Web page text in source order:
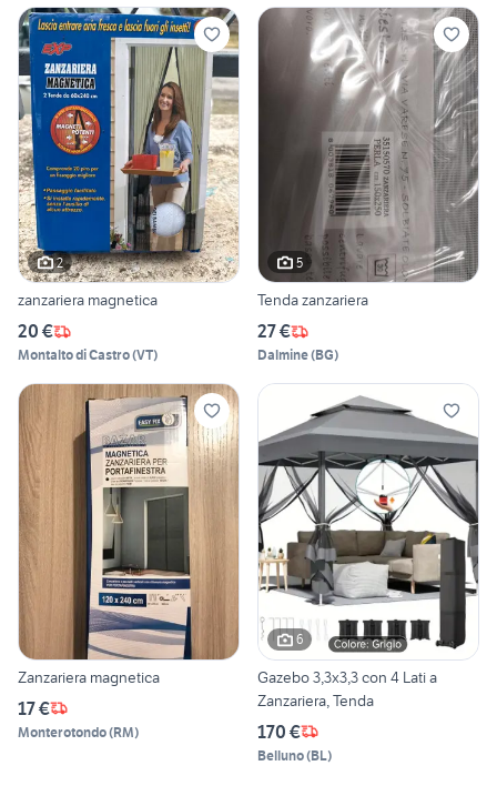
2
zanzariera magnetica
20 €
Montalto di Castro(VT)
5
Tenda zanzariera
27 €
Dalmine(BG)
Zanzariera magnetica
17 €
Monterotondo(RM)
6
Gazebo 3,3x3,3 con 4 Lati a
Zanzariera, Tenda
170 €
Belluno(BL)